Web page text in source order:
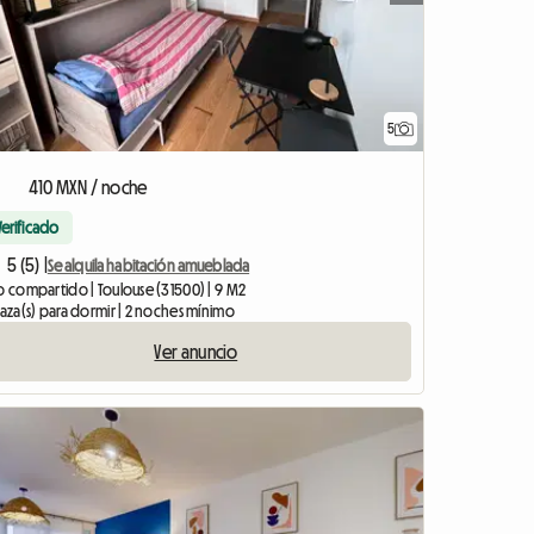
5
410 MXN / noche
5 (5) | Se alquila habitación amueblada
compartido | Toulouse (31500) | 9 M2
para dormir | 2 noches mínimo
Ver anuncio